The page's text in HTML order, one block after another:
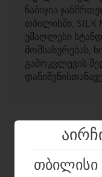
ნაბიჯია
თბილისში, SILK
უმაღლესი
გამოკვლევის
დანიშვნისთანავე.